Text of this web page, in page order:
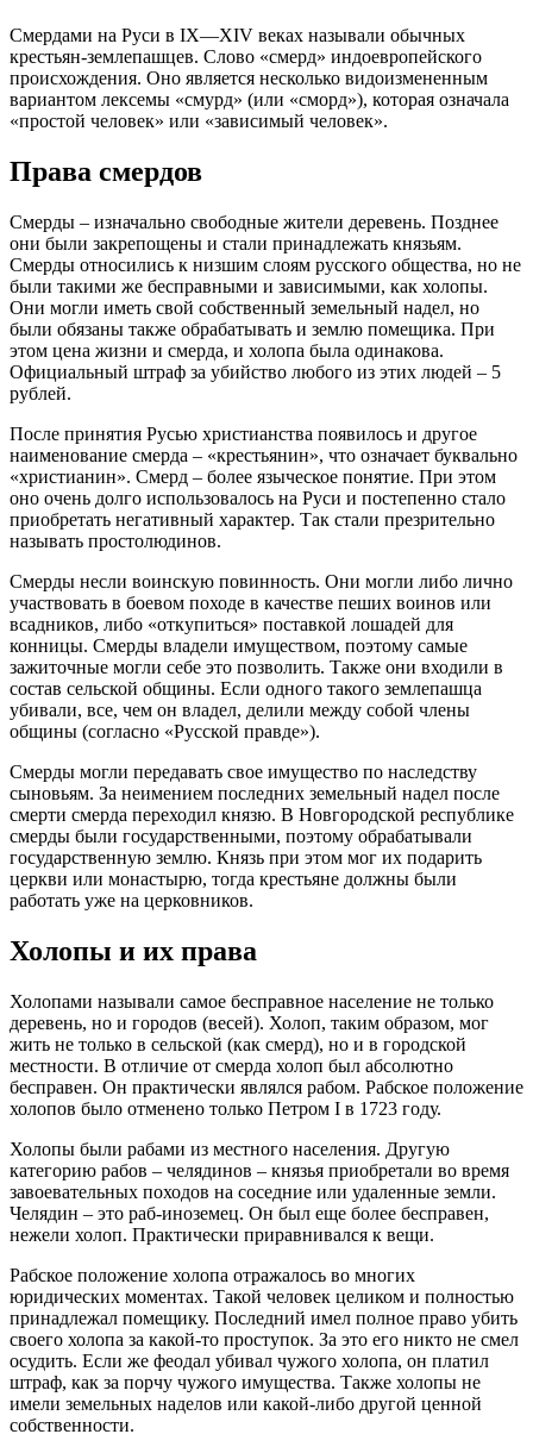
Смердами на Руси в IX—XIV веках называли обычных
крестьян-землепашцев. Слово «смерд» индоевропейского
происхождения. Оно является несколько видоизмененным
вариантом лексемы «смурд» (или «сморд»), которая означала
«простой человек» или «зависимый человек».
Права смердов
Смерды – изначально свободные жители деревень. Позднее
они были закрепощены и стали принадлежать князьям.
Смерды относились к низшим слоям русского общества, но не
были такими же бесправными и зависимыми, как холопы.
Они могли иметь свой собственный земельный надел, но
были обязаны также обрабатывать и землю помещика. При
этом цена жизни и смерда, и холопа была одинакова.
Официальный штраф за убийство любого из этих людей – 5
рублей.
После принятия Русью христианства появилось и другое
наименование смерда – «крестьянин», что означает буквально
«христианин». Смерд – более языческое понятие. При этом
оно очень долго использовалось на Руси и постепенно стало
приобретать негативный характер. Так стали презрительно
называть простолюдинов.
Смерды несли воинскую повинность. Они могли либо лично
участвовать в боевом походе в качестве пеших воинов или
всадников, либо «откупиться» поставкой лошадей для
конницы. Смерды владели имуществом, поэтому самые
зажиточные могли себе это позволить. Также они входили в
состав сельской общины. Если одного такого землепашца
убивали, все, чем он владел, делили между собой члены
общины (согласно «Русской правде»).
Смерды могли передавать свое имущество по наследству
сыновьям. За неимением последних земельный надел после
смерти смерда переходил князю. В Новгородской республике
смерды были государственными, поэтому обрабатывали
государственную землю. Князь при этом мог их подарить
церкви или монастырю, тогда крестьяне должны были
работать уже на церковников.
Холопы и их права
Холопами называли самое бесправное население не только
деревень, но и городов (весей). Холоп, таким образом, мог
жить не только в сельской (как смерд), но и в городской
местности. В отличие от смерда холоп был абсолютно
бесправен. Он практически являлся рабом. Рабское положение
холопов было отменено только Петром I в 1723 году.
Холопы были рабами из местного населения. Другую
категорию рабов – челядинов – князья приобретали во время
завоевательных походов на соседние или удаленные земли.
Челядин – это раб-иноземец. Он был еще более бесправен,
нежели холоп. Практически приравнивался к вещи.
Рабское положение холопа отражалось во многих
юридических моментах. Такой человек целиком и полностью
принадлежал помещику. Последний имел полное право убить
своего холопа за какой-то проступок. За это его никто не смел
осудить. Если же феодал убивал чужого холопа, он платил
штраф, как за порчу чужого имущества. Также холопы не
имели земельных наделов или какой-либо другой ценной
собственности.